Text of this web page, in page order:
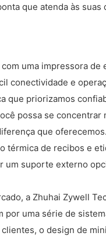
que atenda às
uma impressora
conectividade e
que priorizamos
possa se
que oferecemos.
térmica de recibos e
um suporte externo
a Zhuhai Zywell
por uma série de
o design de